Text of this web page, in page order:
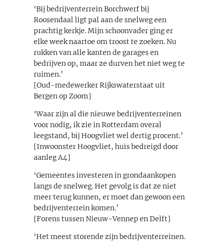
‘Bij bedrijventerrein Borchwerf bij
Roosendaal ligt pal aan de snelweg een
prachtig kerkje. Mijn schoonvader ging er
elke week naartoe om troost te zoeken. Nu
rukken van alle kanten de garages en
bedrijven op, maar ze durven het niet weg te
ruimen.’
[Oud-medewerker Rijkswaterstaat uit
Bergen op Zoom]
‘Waar zijn al die nieuwe bedrijventerreinen
voor nodig, ik zie in Rotterdam overal
leegstand, bij Hoogvliet wel dertig procent.’
[Inwoonster Hoogvliet, huis bedreigd door
aanleg A4]
‘Gemeentes investeren in grondaankopen
langs de snelweg. Het gevolg is dat ze niet
meer terug kunnen, er moet dan gewoon een
bedrijventerrein komen.’
[Forens tussen Nieuw-Vennep en Delft]
‘Het meest storende zijn bedrijventerreinen.